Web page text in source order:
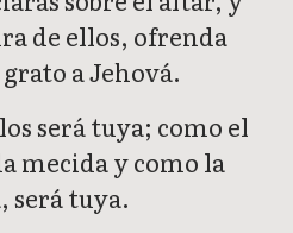
de ellos, ofrenda
a Jehová.
será tuya; como el
mecida y como la
será tuya.